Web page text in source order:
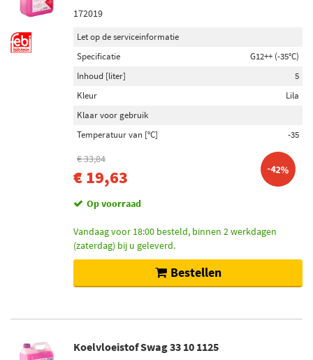
172019
Let op de serviceinformatie
Specificatie
G12++ (-35°C)
Inhoud [liter]
5
Kleur
Lila
Klaar voor gebruik
Temperatuur van [°C]
-35
€ 33,84
€ 19,63 -42%
Op voorraad
Vandaag voor 18:00 besteld, binnen 2 werkdagen
(zaterdag) bij u geleverd.
Bestellen
Koelvloeistof Swag 33 10 1125